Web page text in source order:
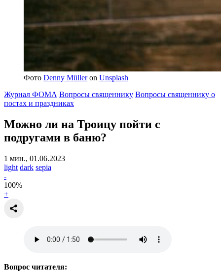
Фото Denny Mülleron Unsplash
Журнал ФОМА Вопросы священнику Вопросы священнику о
постах и праздниках
Можно ли на Троицу пойти с
подругами в баню?
1 мин., 01.06.2023
light dark sepia
-
100%
+
Вопрос читателя: